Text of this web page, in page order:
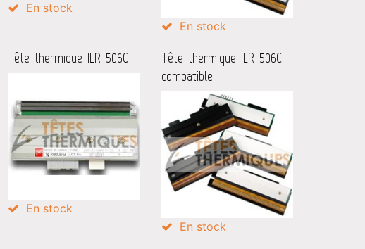
En stock
En stock
Tête-thermique-IER-506C
En stock
Tête-thermique-IER-506C
compatible
En stock